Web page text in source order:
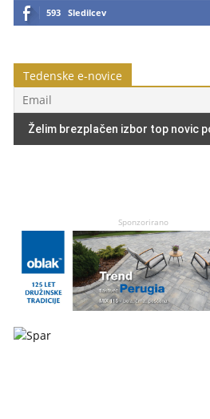
593 Sledilcev
Tedenske e-novice
Sponzorirano